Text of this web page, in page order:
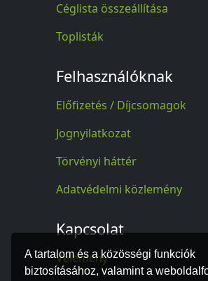
A tartalom és a közösségi funkciók
biztosításához, valamint a
Céglista összeállítása
Toplisták
Felhasználóknak
Előfizetés / Díjcsomagok
Jognyilatkozat
Törvényi háttér
Adatvédelmi közlemény
Kapcsolat
Vélemény